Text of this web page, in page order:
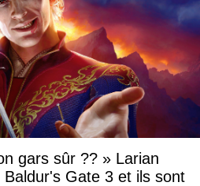
gars sûr ?? » Larian
Gate 3 et ils sont